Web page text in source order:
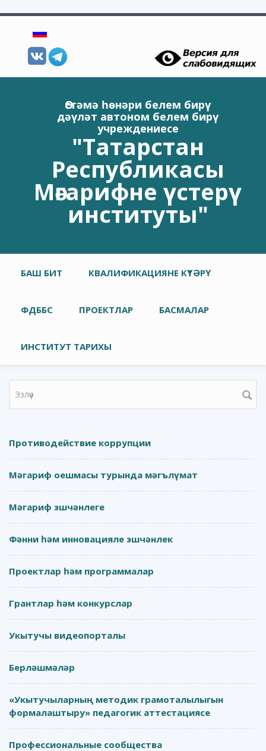
Өстәмә һөнәри белем бирү
дәүләт автоном белем бирү
учреждениесе
"Татарстан
Республикасы
Мәгарифне үстерү
институты"
Төп меню
БАШ БИТ КВАЛИФИКАЦИЯНЕ КҮТӘРҮ
ФДББС ПРОЕКТЛАР БАСМАЛАР
ИНСТИТУТ ТАРИХЫ
Search form
Противодействие коррупции
Мәгариф оешмасы турында мәгълүмат
Мәгариф эшчәнлеге
Фәнни һәм инновацияле эшчәнлек
Проектлар һәм программалар
Грантлар һәм конкурслар
Укытучы видеопорталы
Берләшмәләр
«Укытучыларның методик грамоталылыгын
формалаштыру» педагогик аттестациясе
Профессиональные сообщества